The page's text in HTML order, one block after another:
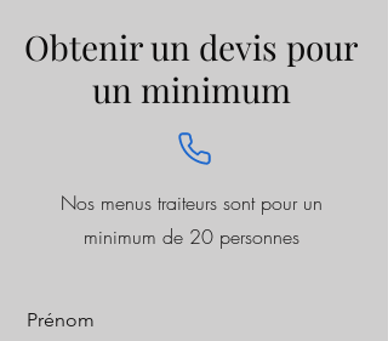
Obtenir un devis pour
un minimum
Nos menus traiteurs sont pour un
minimum de 20 personnes
Prénom